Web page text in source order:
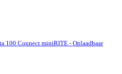
100 Connect miniRITE - Oplaadbaar